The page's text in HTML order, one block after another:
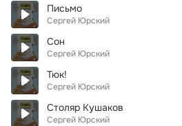
Письмо
Сергей Юрский
Сон
Сергей Юрский
Тюк!
Сергей Юрский
Столяр Кушаков
Сергей Юрский